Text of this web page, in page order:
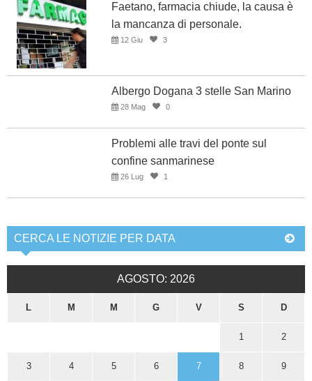
Faetano, farmacia chiude, la causa è
la mancanza di personale.
12 Giu 3
Albergo Dogana 3 stelle San Marino
28 Mag 0
Problemi alle travi del ponte sul
confine sanmarinese
26 Lug 1
CERCA LE NOTIZIE PER DATA
AGOSTO: 2026
L M M G V S D
1 2
3 4 5 6 7 8 9